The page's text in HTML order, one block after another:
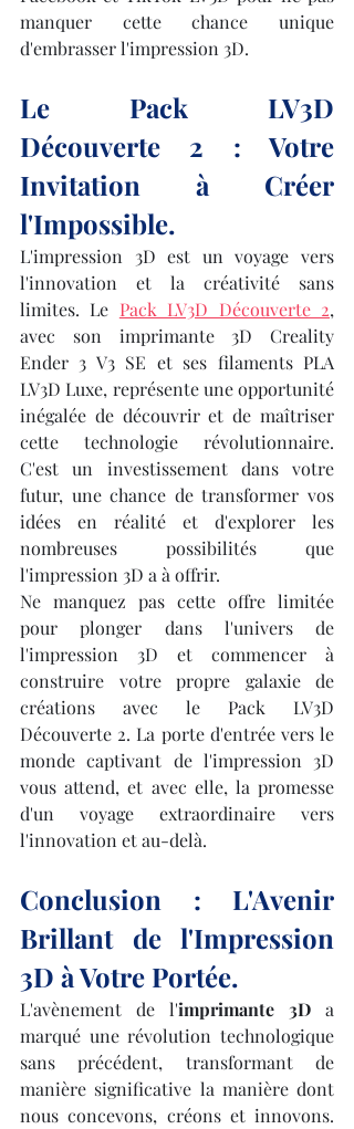
manquer cette chance unique
d'embrasser l'impression 3D.
Le Pack LV3D
Découverte 2 : Votre
Invitation à Créer
l'Impossible.
L'impression 3D est un voyage vers
l'innovation et la créativité sans
limites. Le Pack LV3D Découverte 2,
avec son imprimante 3D Creality
Ender 3 V3 SE et ses filaments PLA
LV3D Luxe, représente une opportunité
inégalée de découvrir et de maîtriser
cette technologie révolutionnaire.
C'est un investissement dans votre
futur, une chance de transformer vos
idées en réalité et d'explorer les
nombreuses possibilités que
l'impression 3D a à offrir.
Ne manquez pas cette offre limitée
pour plonger dans l'univers de
l'impression 3D et commencer à
construire votre propre galaxie de
créations avec le Pack LV3D
Découverte 2. La porte d'entrée vers le
monde captivant de l'impression 3D
vous attend, et avec elle, la promesse
d'un voyage extraordinaire vers
l'innovation et au-delà.
Conclusion : L'Avenir
Brillant de l'Impression
3D à Votre Portée.
L'avènement de l'imprimante 3D a
marqué une révolution technologique
sans précédent, transformant de
manière significative la manière dont
nous concevons, créons et innovons.